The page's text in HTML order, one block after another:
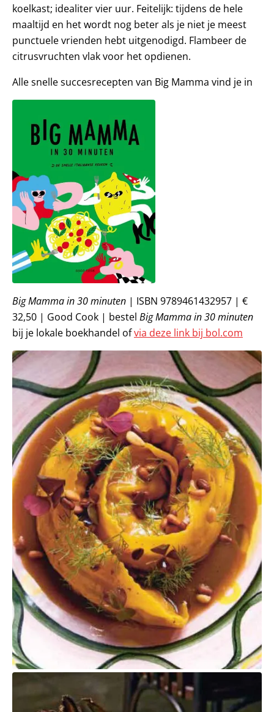
koelkast; idealiter vier uur. Feitelijk: tijdens de hele
maaltijd en het wordt nog beter als je niet je meest
punctuele vrienden hebt uitgenodigd. Flambeer de
citrusvruchten vlak voor het opdienen.
Alle snelle succesrecepten van Big Mamma vind je in
Big Mamma in 30 minuten | ISBN 9789461432957 | €
32,50 | Good Cook | bestel Big Mamma in 30 minuten
bij je lokale boekhandel ofvia deze link bij bol.com